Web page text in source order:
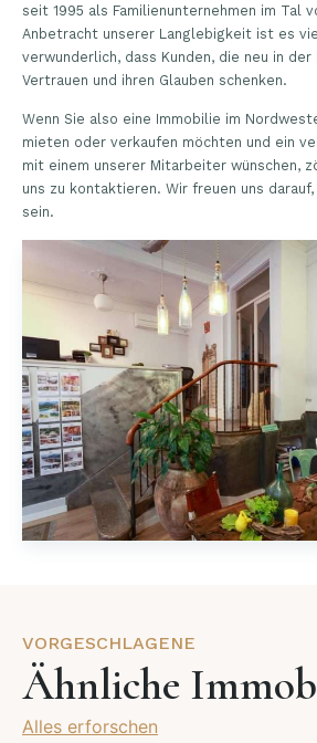
seit 1995 als Familienunternehmen im Tal
Anbetracht unserer Langlebigkeit ist es
verwunderlich, dass Kunden, die neu in der
Vertrauen und ihren Glauben schenken.
Wenn Sie also eine Immobilie im
mieten oder verkaufen möchten und ein
mit einem unserer Mitarbeiter wünschen,
uns zu kontaktieren. Wir freuen uns
sein.
VORGESCHLAGENE
Ähnliche
Alles erforschen